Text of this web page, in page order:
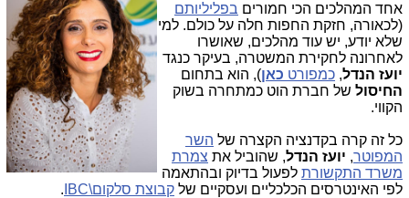
אחד המהלכים הכי חמורים בפליליותם
(לכאורה, חזקת החפות חלה על כולם. למי
שלא יודע, יש עוד מהלכים, שאושרו
לאחרונה לחקירת המשטרה, בעיקר כנגד
יועז הנדל, כמפורט כאן), הוא בתחום
החיסול של חברת הוט כמתחרה בשוק
הקווי.
כל זה קרה בקדנציה הקצרה של השר
המפוטר, יועז הנדל, שהוביל את צמרת
משרד התקשורת לפעול בדיוק ובהתאמה
לפי האינטרסים הכלכליים ועסקיים של קבוצת סלקום\IBC .